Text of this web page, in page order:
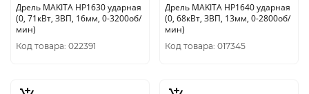
Дрель MAKITA HP1630 ударная
(0, 71кВт, ЗВП, 16мм, 0-3200об/
мин)
Код товара: 022391
Дрель MAKITA HP1640 ударная
(0, 68кВт, ЗВП, 13мм, 0-2800об/
мин)
Код товара: 017345